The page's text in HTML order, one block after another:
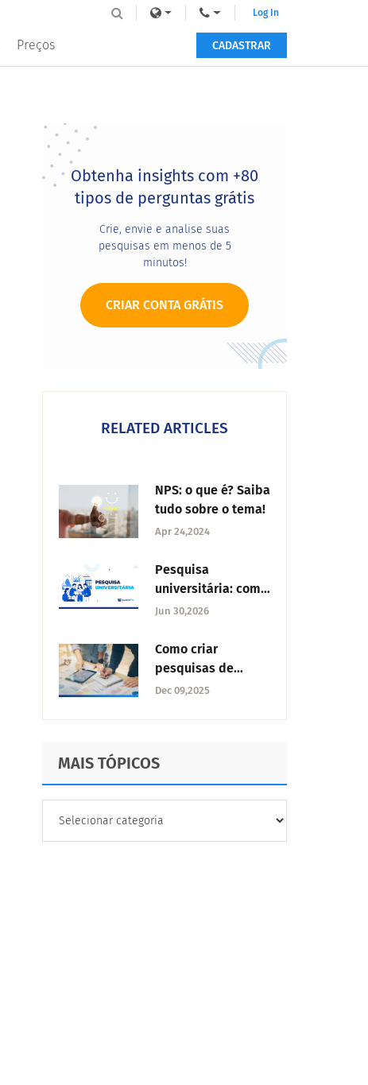
Preços
Log In
CADASTRAR
Primary
Sidebar
Obtenha insights com +80
tipos de perguntas grátis
Crie, envie e analise suas
pesquisas em menos de 5
minutos!
CRIAR CONTA GRÁTIS
RELATED ARTICLES
NPS: o que é? Saiba
tudo sobre o tema!
Apr 24,2024
Pesquisa
universitária: como
criar questionários
e dissertações
Jun 30,2026
Como criar
pesquisas de
mercado para
Dec 09,2025
MAIS TÓPICOS
TÓPICOS